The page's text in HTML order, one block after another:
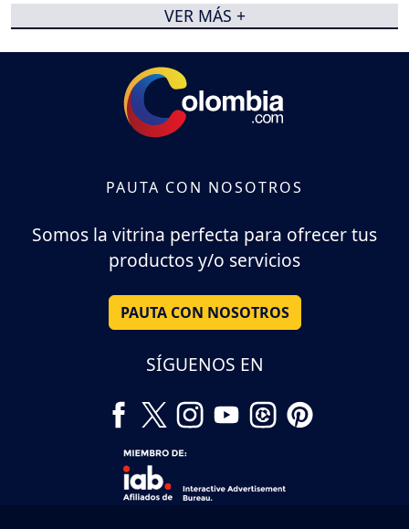
VER MÁS +
PAUTA CON NOSOTROS
Somos la vitrina perfecta para ofrecer tus
productos y/o servicios
PAUTA CON NOSOTROS
SÍGUENOS EN